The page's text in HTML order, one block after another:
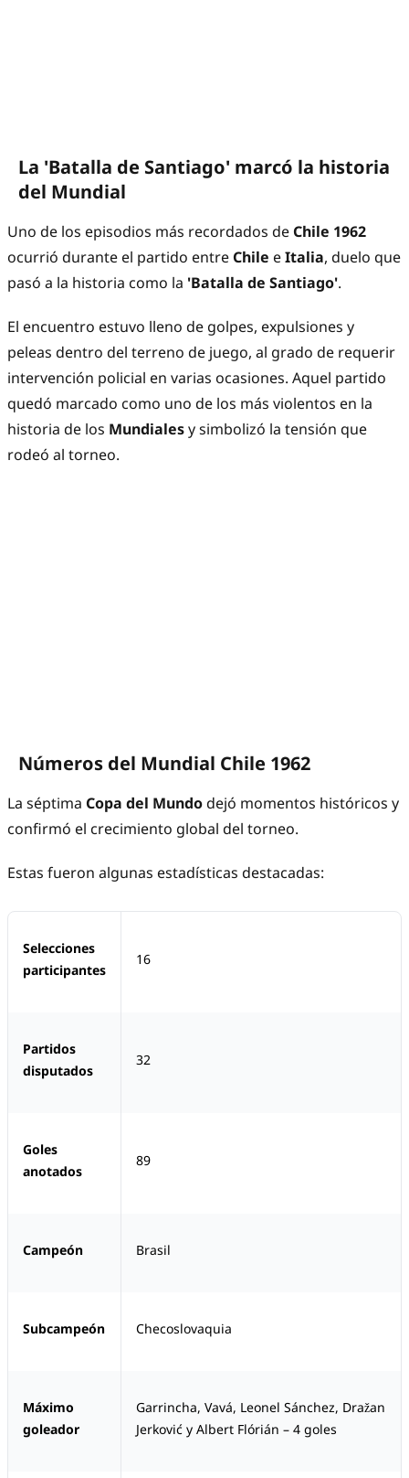
La 'Batalla de Santiago' marcó la historia
del Mundial
Uno de los episodios más recordados de Chile 1962
ocurrió durante el partido entre Chile eItalia, duelo que
pasó a la historia como la 'Batalla de Santiago'.
El encuentro estuvo lleno de golpes, expulsiones y
peleas dentro del terreno de juego, al grado de requerir
intervención policial en varias ocasiones. Aquel partido
quedó marcado como uno de los más violentos en la
historia de los Mundialesy simbolizó la tensión que
rodeó al torneo.
Números del Mundial Chile 1962
La séptima Copa del Mundodejó momentos históricos y
confirmó el crecimiento global del torneo.
Estas fueron algunas estadísticas destacadas:
Selecciones
participantes
16
Partidos
disputados
32
Goles
anotados
89
Campeón Brasil
Subcampeón Checoslovaquia
Máximo
goleador
Garrincha, Vavá, Leonel Sánchez, Dražan
Jerković y Albert Flórián – 4 goles